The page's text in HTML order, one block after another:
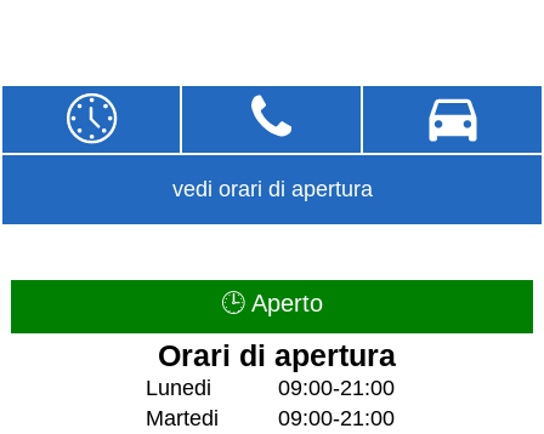
vedi orari di apertura
🕒 Aperto
Orari di apertura
Lunedi
09:00-21:00
Martedi
09:00-21:00